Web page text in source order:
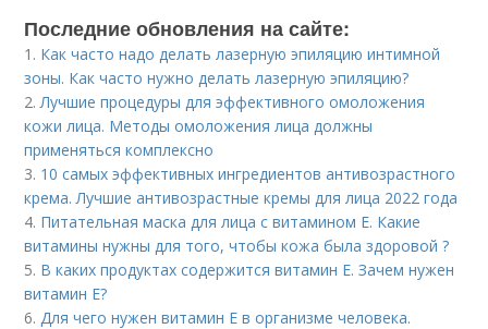
Последние обновления на сайте:
1. Как часто надо делать лазерную эпиляцию интимной
зоны. Как часто нужно делать лазерную эпиляцию?
2.Лучшие процедуры для эффективного омоложения
кожи лица. Методы омоложения лица должны
применяться комплексно
3. 10 самых эффективных ингредиентов антивозрастного
крема. Лучшие антивозрастные кремы для лица 2022 года
4. Питательная маска для лица с витамином Е. Какие
витамины нужны для того, чтобы кожа была здоровой ?
5. В каких продуктах содержится витамин Е. Зачем нужен
витамин Е?
6.Для чего нужен витамин Е в организме человека.